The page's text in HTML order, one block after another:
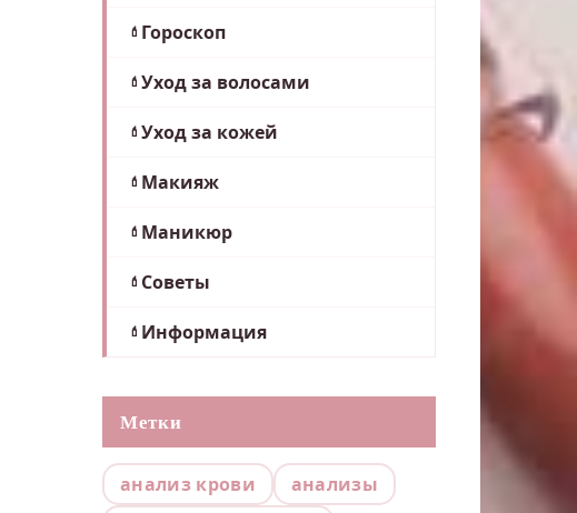
Гороскоп
Уход за волосами
Уход за кожей
Макияж
Маникюр
Советы
Информация
Метки
анализ крови
анализы